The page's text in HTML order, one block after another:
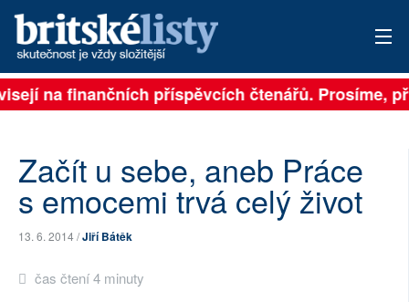
PŘIHLÁSIT
ARCHIV
na finančních příspěvcích čtenářů. Prosíme,
Začít u sebe, aneb Práce
s emocemi trvá celý život
13. 6. 2014 /Jiří Bátěk
čas čtení 4 minuty